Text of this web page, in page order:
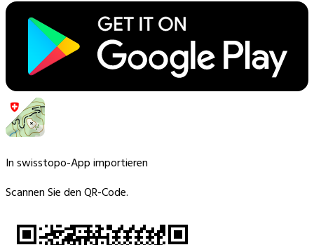
In swisstopo-App importieren
Scannen Sie den QR-Code.